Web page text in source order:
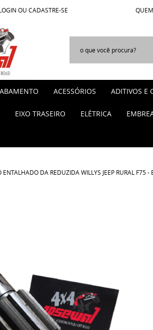
OU CADASTRE-SE
ACESSÓRIOS ADITIVOS E
EIXO TRASEIRO ELÉTRICA
ENTALHADO DA REDUZIDA WILLYS JEEP RURAL F75 -